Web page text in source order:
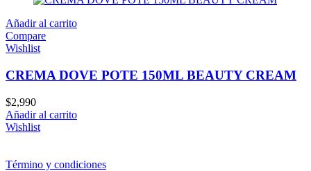
Añadir al carrito
Compare
Wishlist
CREMA DOVE POTE 150ML BEAUTY CREAM
$2,990
Añadir al carrito
Wishlist
Término y condiciones